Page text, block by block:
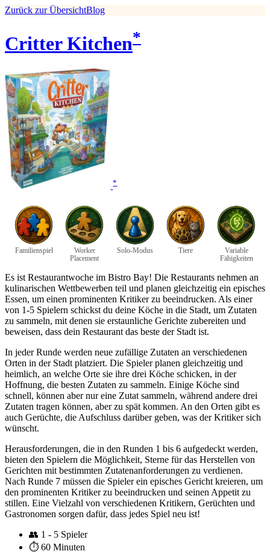
Zurück zur ÜbersichtBlog
Critter Kitchen*
*
Familienspiel
Worker
Placement
Solo-Modus Tiere
Variable
Fähigkeiten
Es ist Restaurantwoche im Bistro Bay! Die Restaurants nehmen an
kulinarischen Wettbewerben teil und planen gleichzeitig ein episches
Essen, um einen prominenten Kritiker zu beeindrucken. Als einer
von 1-5 Spielern schickst du deine Köche in die Stadt, um Zutaten
zu sammeln, mit denen sie erstaunliche Gerichte zubereiten und
beweisen, dass dein Restaurant das beste der Stadt ist.
In jeder Runde werden neue zufällige Zutaten an verschiedenen
Orten in der Stadt platziert. Die Spieler planen gleichzeitig und
heimlich, an welche Orte sie ihre drei Köche schicken, in der
Hoffnung, die besten Zutaten zu sammeln. Einige Köche sind
schnell, können aber nur eine Zutat sammeln, während andere drei
Zutaten tragen können, aber zu spät kommen. An den Orten gibt es
auch Gerüchte, die Aufschluss darüber geben, was der Kritiker sich
wünscht.
Herausforderungen, die in den Runden 1 bis 6 aufgedeckt werden,
bieten den Spielern die Möglichkeit, Sterne für das Herstellen von
Gerichten mit bestimmten Zutatenanforderungen zu verdienen.
Nach Runde 7 müssen die Spieler ein episches Gericht kreieren, um
den prominenten Kritiker zu beeindrucken und seinen Appetit zu
stillen. Eine Vielzahl von verschiedenen Kritikern, Gerüchten und
Gastronomen sorgen dafür, dass jedes Spiel neu ist!
👥 1 - 5 Spieler
⏱️ 60 Minuten